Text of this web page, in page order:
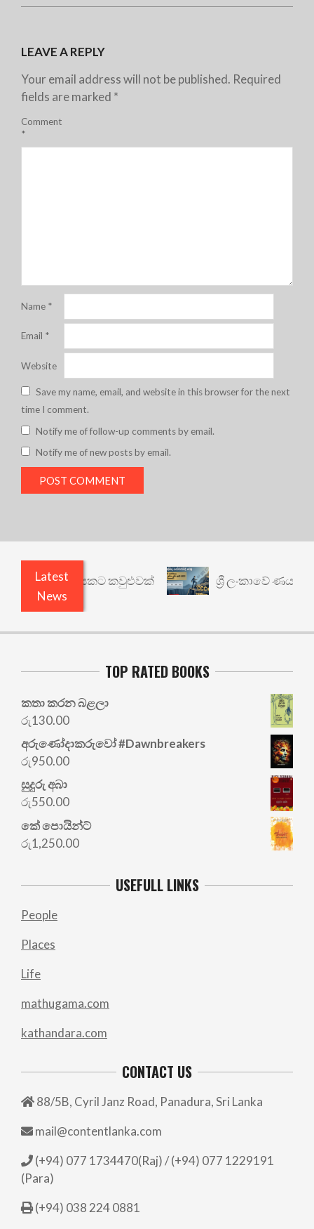
LEAVE A REPLY
Your email address will not be published. Required
fields are marked *
Comment
*
Name *
Email *
Website
Save my name, email, and website in this browser for the next
time I comment.
Notify me of follow-up comments by email.
Notify me of new posts by email.
Latest
News
යථාර්ථයකට කවුළුවක් ශ්‍රී ලංකාවේ ණය
TOP RATED BOOKS
කතා කරන බළලා
රු130.00
අරු‍ණෝදාකරුවෝ #Dawnbreakers
රු950.00
සුදුරු අබා
රු550.00
කේ පොයින්ට්
රු1,250.00
USEFULL LINKS
People
Places
Life
mathugama.com
kathandara.com
CONTACT US
88/5B, Cyril Janz Road, Panadura, Sri Lanka
mail@contentlanka.com
(+94) 077 1734470(Raj) / (+94) 077 1229191
(Para)
(+94) 038 224 0881